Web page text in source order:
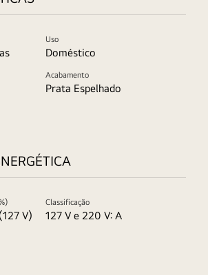
Uso
Doméstico
Acabamento
Prata Espelhado
V)
Classificação
127 V e 220 V: A